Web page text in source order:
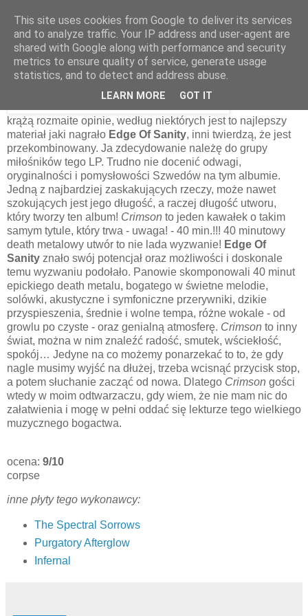
23 marca 2010
Edge Of Sanity – Crimson [1996]
krążą rozmaite opinie, według niektórych jest to najlepszy
materiał jaki nagrało Edge Of Sanity, inni twierdzą, że jest
przekombinowany. Ja zdecydowanie należę do grupy
miłośników tego LP. Trudno nie docenić odwagi,
oryginalności i pomysłowości Szwedów na tym albumie.
Jedną z najbardziej zaskakujących rzeczy, może nawet
szokujących jest jego długość, a raczej długość utworu,
który tworzy ten album! Crimson to jeden kawałek o takim
samym tytule, który trwa - uwaga! - 40 min.!!! 40 minutowy
death metalowy utwór to nie lada wyzwanie! Edge Of
Sanity znało swój potencjał oraz możliwości i doskonale
temu wyzwaniu podołało. Panowie skomponowali 40 minut
epickiego death metalu, bogatego w świetne melodie,
solówki, akustyczne i symfoniczne przerywniki, dzikie
przyspieszenia, średnie i wolne tempa, różne wokale - od
growlu po czyste - oraz genialną atmosferę. Crimson to inny
świat, można w nim znaleźć radość, smutek, wściekłość,
spokój… Jedyne na co możemy ponarzekać to to, że gdy
nagle musimy wyjść na dłużej, trzeba wcisnąć przycisk stop,
a potem słuchanie zacząć od nowa. Dlatego Crimson gości
wtedy w moim odtwarzaczu, gdy wiem, że nie mam nic do
załatwienia i mogę w pełni oddać się lekturze tego wielkiego
muzycznego bogactwa.
ocena: 9/10
corpse
inne płyty tego wykonawcy:
The Spectral Sorrows
Purgatory Afterglow
Infernal
This site uses cookies from Google to deliver its services
and to analyze traffic. Your IP address and user-agent are
shared with Google along with performance and security
metrics to ensure quality of service, generate usage
statistics, and to detect and address abuse.
LEARN MORE GOT IT